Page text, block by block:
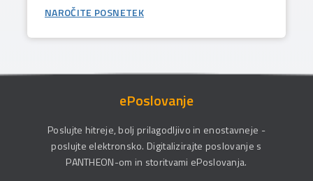
NAROČITE POSNETEK
ePoslovanje
Poslujte hitreje, bolj prilagodljivo in enostavneje -
poslujte elektronsko. Digitalizirajte poslovanje s
PANTHEON-om in storitvami ePoslovanja.